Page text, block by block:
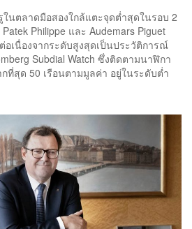
นตลาดมือสองใกล้แตะจุดต่ำสุดในรอบ 2
Philippe และ Audemars Piguet
อเนื่องจากระดับสูงสุดเป็นประวัติการณ์
Subdial Watch ซึ่งติดตามนาฬิกา
ที่สุด 50 เรือนตามมูลค่า อยู่ในระดับต่ำ